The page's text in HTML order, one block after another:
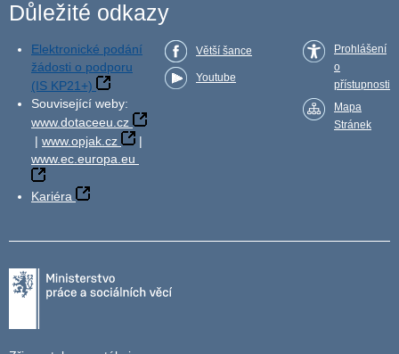
Důležité odkazy
Elektronické podání
žádosti o podporu
(IS KP21+)
Související weby:
www.dotaceeu.cz
| www.opjak.cz
|
www.ec.europa.eu
Kariéra
Větší šance
Youtube
Prohlášení
o
přístupnosti
Mapa
Stránek